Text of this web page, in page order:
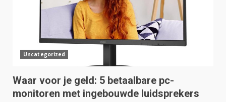
Uncategorized
Waar voor je geld: 5 betaalbare pc-
monitoren met ingebouwde luidsprekers